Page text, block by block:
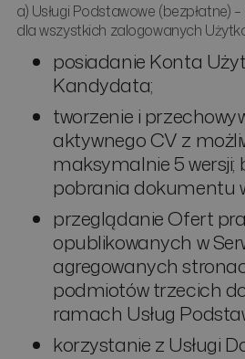
a) Usługi Podstawowe (bezpłatne)
dla wszystkich zalogowanych
posiadanie Konta
Kandydata;
tworzenie i
aktywnego CV z
maksymalnie 5 wersji;
pobrania dokumentu
przeglądanie Ofert
opublikowanych w
agregowanych
podmiotów trzecich
ramach Usług
korzystanie z Usługi